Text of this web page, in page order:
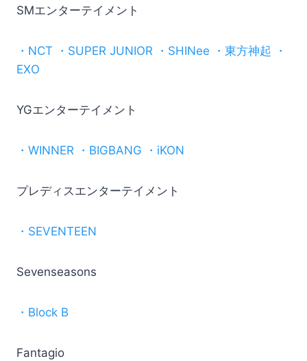
SMエンターテイメント
・NCT ・SUPER JUNIOR ・SHINee ・東方神起 ・
EXO
YGエンターテイメント
・WINNER ・BIGBANG ・iKON
プレディスエンターテイメント
・SEVENTEEN
Sevenseasons
・Block B
Fantagio